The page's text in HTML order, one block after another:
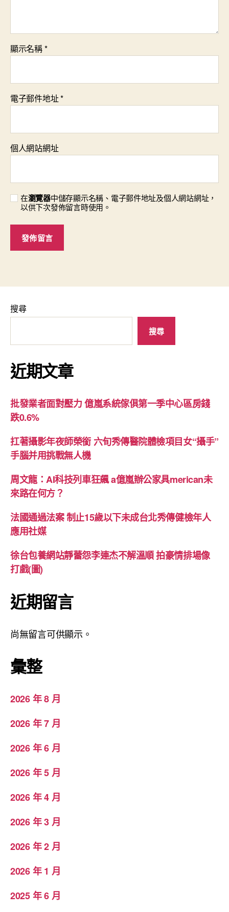
顯示名稱*
電子郵件地址*
個人網站網址
在瀏覽器中儲存顯示名稱、電子郵件地址及個人網站網址，
以供下次發佈留言時使用。
搜尋
搜尋
近期文章
批發業者面對壓力 億嵐系統傢俱第一季中心區房錢
跌0.6%
扛著攝影年夜師榮銜 六旬秀傳醫院體檢項目女“攝手”
手腦并用挑戰無人機
周文龍：AI科技列車狂飆 a億嵐辦公家具merican未
來路在何方？
法國通過法案 制止15歲以下未成台北秀傳健檢年人
應用社媒
徐台包養網站靜蕾怨李連杰不解溫順 拍豪情排場像
打戲(圖)
近期留言
尚無留言可供顯示。
彙整
2026 年 8 月
2026 年 7 月
2026 年 6 月
2026 年 5 月
2026 年 4 月
2026 年 3 月
2026 年 2 月
2026 年 1 月
2025 年 6 月